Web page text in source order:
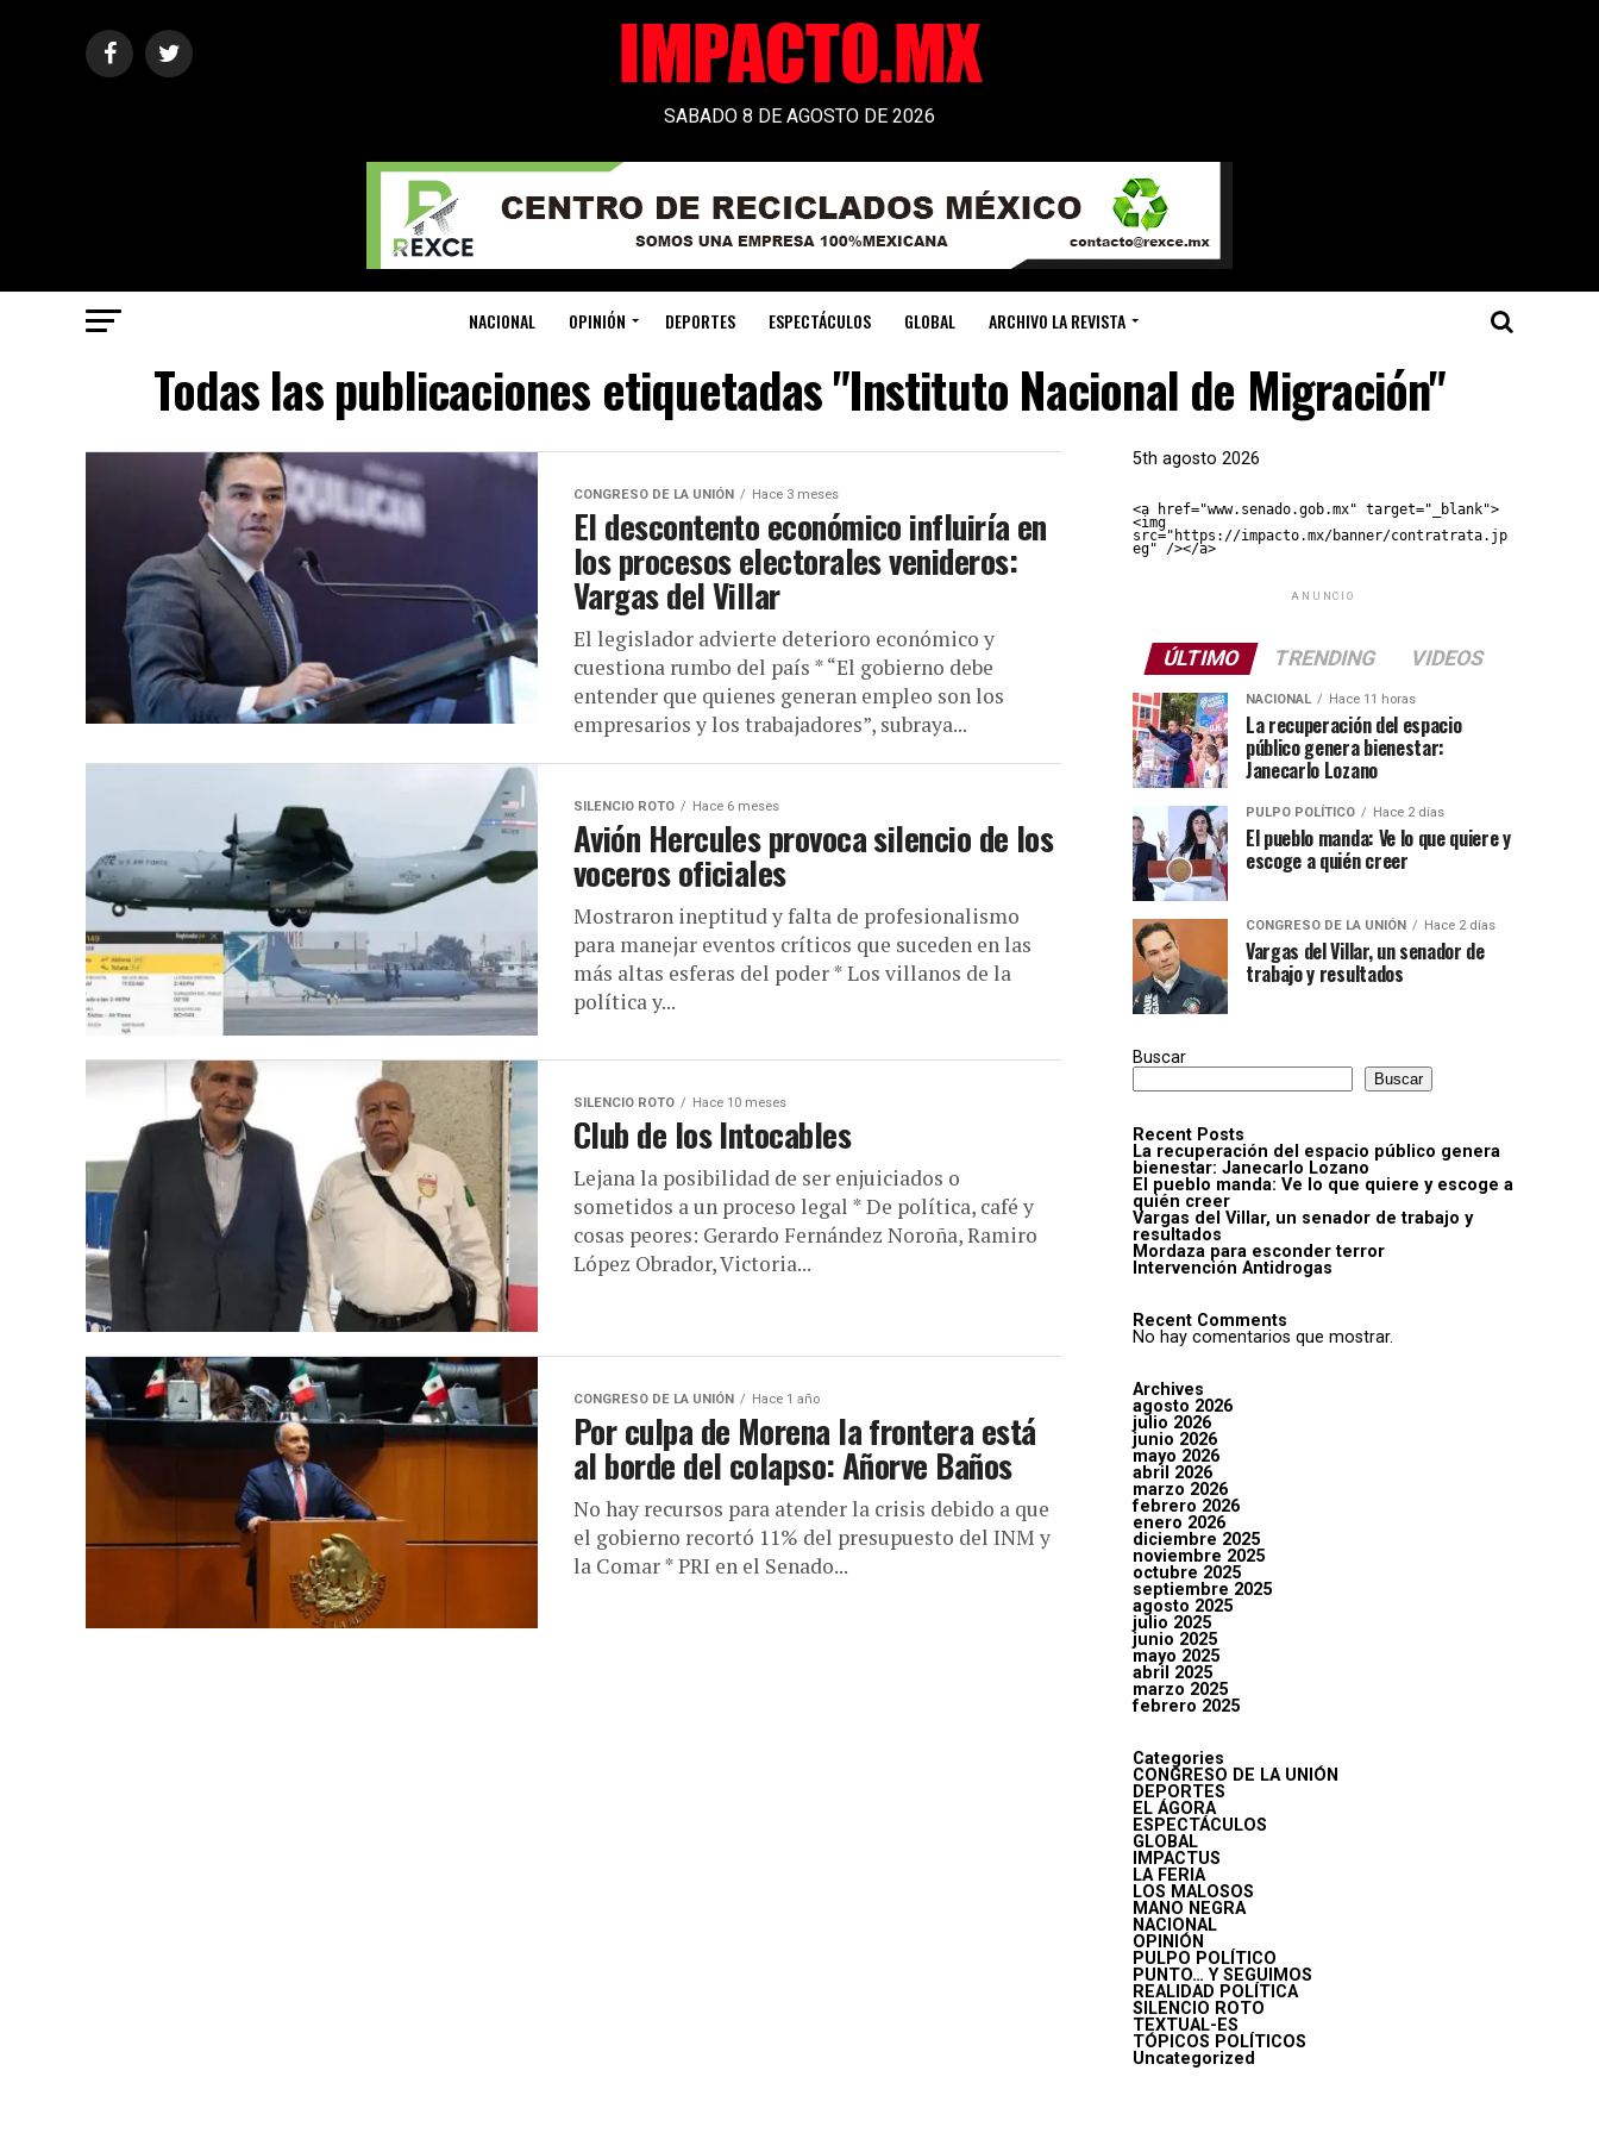
SABADO 8 DE AGOSTO DE 2026
NACIONAL OPINIÓN DEPORTES ESPECTÁCULOS GLOBAL ARCHIVO LA REVISTA
Todas las publicaciones etiquetadas "Instituto Nacional de Migración"
CONGRESO DE LA UNIÓN Hace 3 meses
El descontento económico influiría en
los procesos electorales venideros:
Vargas del Villar
El legislador advierte deterioro económico y
cuestiona rumbo del país * “El gobierno debe
entender que quienes generan empleo son los
empresarios y los trabajadores”, subraya...
SILENCIO ROTO Hace 6 meses
Avión Hercules provoca silencio de los
voceros oficiales
Mostraron ineptitud y falta de profesionalismo
para manejar eventos críticos que suceden en las
más altas esferas del poder * Los villanos de la
política y...
SILENCIO ROTO Hace 10 meses
Club de los Intocables
Lejana la posibilidad de ser enjuiciados o
sometidos a un proceso legal * De política, café y
cosas peores: Gerardo Fernández Noroña, Ramiro
López Obrador, Victoria...
CONGRESO DE LA UNIÓN Hace 1 año
Por culpa de Morena la frontera está
al borde del colapso: Añorve Baños
No hay recursos para atender la crisis debido a que
el gobierno recortó 11% del presupuesto del INM y
la Comar * PRI en el Senado...
5th agosto 2026
<a href="www.senado.gob.mx" target="_blank">
<img
src="https://impacto.mx/banner/contratrata.jp
eg" /></a>
ANUNCIO
ÚLTIMO TRENDING VIDEOS
NACIONAL Hace 11 horas
La recuperación del espacio
público genera bienestar:
Janecarlo Lozano
PULPO POLÍTICO Hace 2 días
El pueblo manda: Ve lo que quiere y
escoge a quién creer
CONGRESO DE LA UNIÓN Hace 2 días
Vargas del Villar, un senador de
trabajo y resultados
Buscar
Buscar
Recent Posts
La recuperación del espacio público genera
bienestar: Janecarlo Lozano
El pueblo manda: Ve lo que quiere y escoge a
quién creer
Vargas del Villar, un senador de trabajo y
resultados
Mordaza para esconder terror
Intervención Antidrogas
Recent Comments
No hay comentarios que mostrar.
Archives
agosto 2026
julio 2026
junio 2026
mayo 2026
abril 2026
marzo 2026
febrero 2026
enero 2026
diciembre 2025
noviembre 2025
octubre 2025
septiembre 2025
agosto 2025
julio 2025
junio 2025
mayo 2025
abril 2025
marzo 2025
febrero 2025
Categories
CONGRESO DE LA UNIÓN
DEPORTES
EL ÁGORA
ESPECTÁCULOS
GLOBAL
IMPACTUS
LA FERIA
LOS MALOSOS
MANO NEGRA
NACIONAL
OPINIÓN
PULPO POLÍTICO
PUNTO… Y SEGUIMOS
REALIDAD POLÍTICA
SILENCIO ROTO
TEXTUAL-ES
TÓPICOS POLÍTICOS
Uncategorized